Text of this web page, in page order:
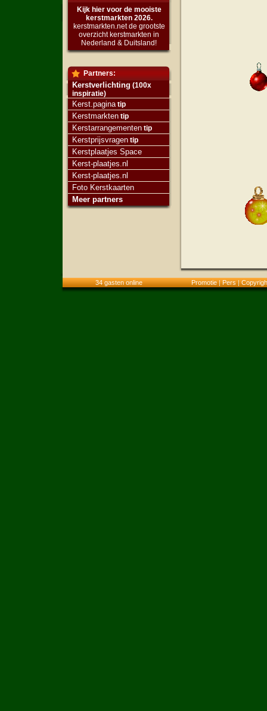
Kijk hier voor de mooiste
kerstmarkten 2026.
kerstmarkten.net de grootste
overzicht kerstmarkten in
Nederland & Duitsland!
Partners:
Kerstverlichting (100x
inspiratie)
Kerst.pagina tip
Kerstmarkten tip
Kerstarrangementen tip
Kerstprijsvragen tip
Kerstplaatjes Space
Kerst-plaatjes.nl
Kerst-plaatjes.nl
Foto Kerstkaarten
Meer partners
34 gasten online Promotie|Pers|